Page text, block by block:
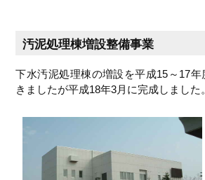
汚泥処理棟増設整備事業
下水汚泥処理棟の増設を平成15～17
きましたが平成18年3月に完成しました。